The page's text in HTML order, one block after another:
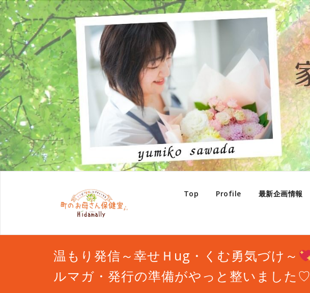
Top Profile 最新企画情報
温もり発信～幸せＨug・くむ勇気づけ～
ルマガ・発行の準備がやっと整いました♡